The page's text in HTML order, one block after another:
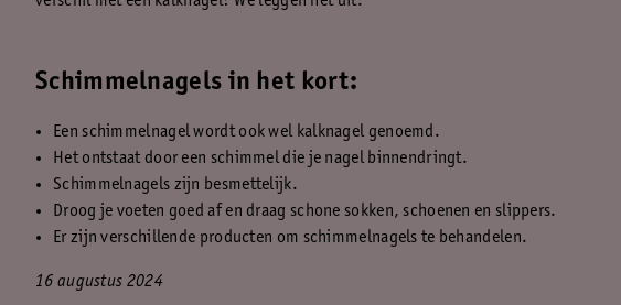
Schimmelnagels in het kort:
Een schimmelnagel wordt ook wel kalknagel genoemd.
Het ontstaat door een schimmel die je nagel binnendringt.
Schimmelnagels zijn besmettelijk.
Droog je voeten goed af en draag schone sokken, schoenen en slippers.
Er zijn verschillende producten om schimmelnagels te behandelen.
16 augustus 2024